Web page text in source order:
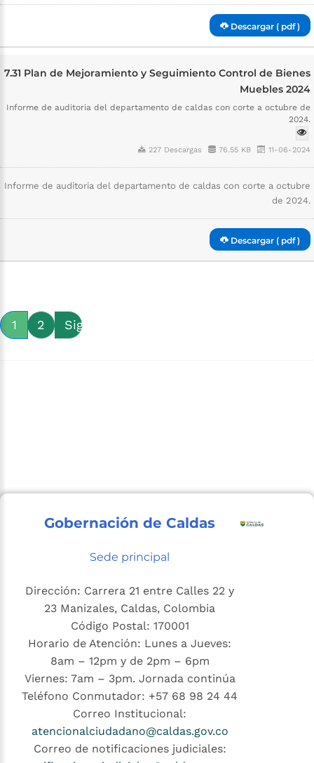
Descargar ( pdf )
7.31 Plan de Mejoramiento y Seguimiento Control de Bienes
Muebles 2024
Informe de auditoria del departamento de caldas con corte a octubre de
2024.
227 Descargas 76.55 KB 11-06-2024
Informe de auditoria del departamento de caldas con corte a octubre
de 2024.
Descargar ( pdf )
1 2 Siguiente
Gobernación de Caldas
Sede principal
Dirección: Carrera 21 entre Calles 22 y
23 Manizales, Caldas, Colombia
Código Postal: 170001
Horario de Atención: Lunes a Jueves:
8am – 12pm y de 2pm – 6pm
Viernes: 7am – 3pm. Jornada continúa
Teléfono Conmutador: +57 68 98 24 44
Correo Institucional:
atencionalciudadano@caldas.gov.co
Correo de notificaciones judiciales: